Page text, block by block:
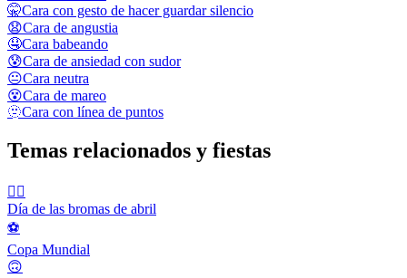
🤫Cara con gesto de hacer guardar silencio
😧Cara de angustia
🤤Cara babeando
😰Cara de ansiedad con sudor
😐Cara neutra
😵Cara de mareo
🫥Cara con línea de puntos
Temas relacionados y fiestas
🙆‍♂️
Día de las bromas de abril
⚽️
Copa Mundial
🙃